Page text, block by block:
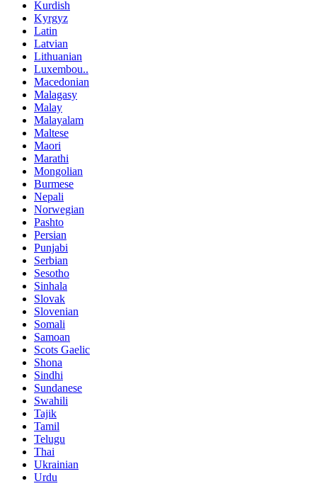
Kurdish
Kyrgyz
Latin
Latvian
Lithuanian
Luxembou..
Macedonian
Malagasy
Malay
Malayalam
Maltese
Maori
Marathi
Mongolian
Burmese
Nepali
Norwegian
Pashto
Persian
Punjabi
Serbian
Sesotho
Sinhala
Slovak
Slovenian
Somali
Samoan
Scots Gaelic
Shona
Sindhi
Sundanese
Swahili
Tajik
Tamil
Telugu
Thai
Ukrainian
Urdu